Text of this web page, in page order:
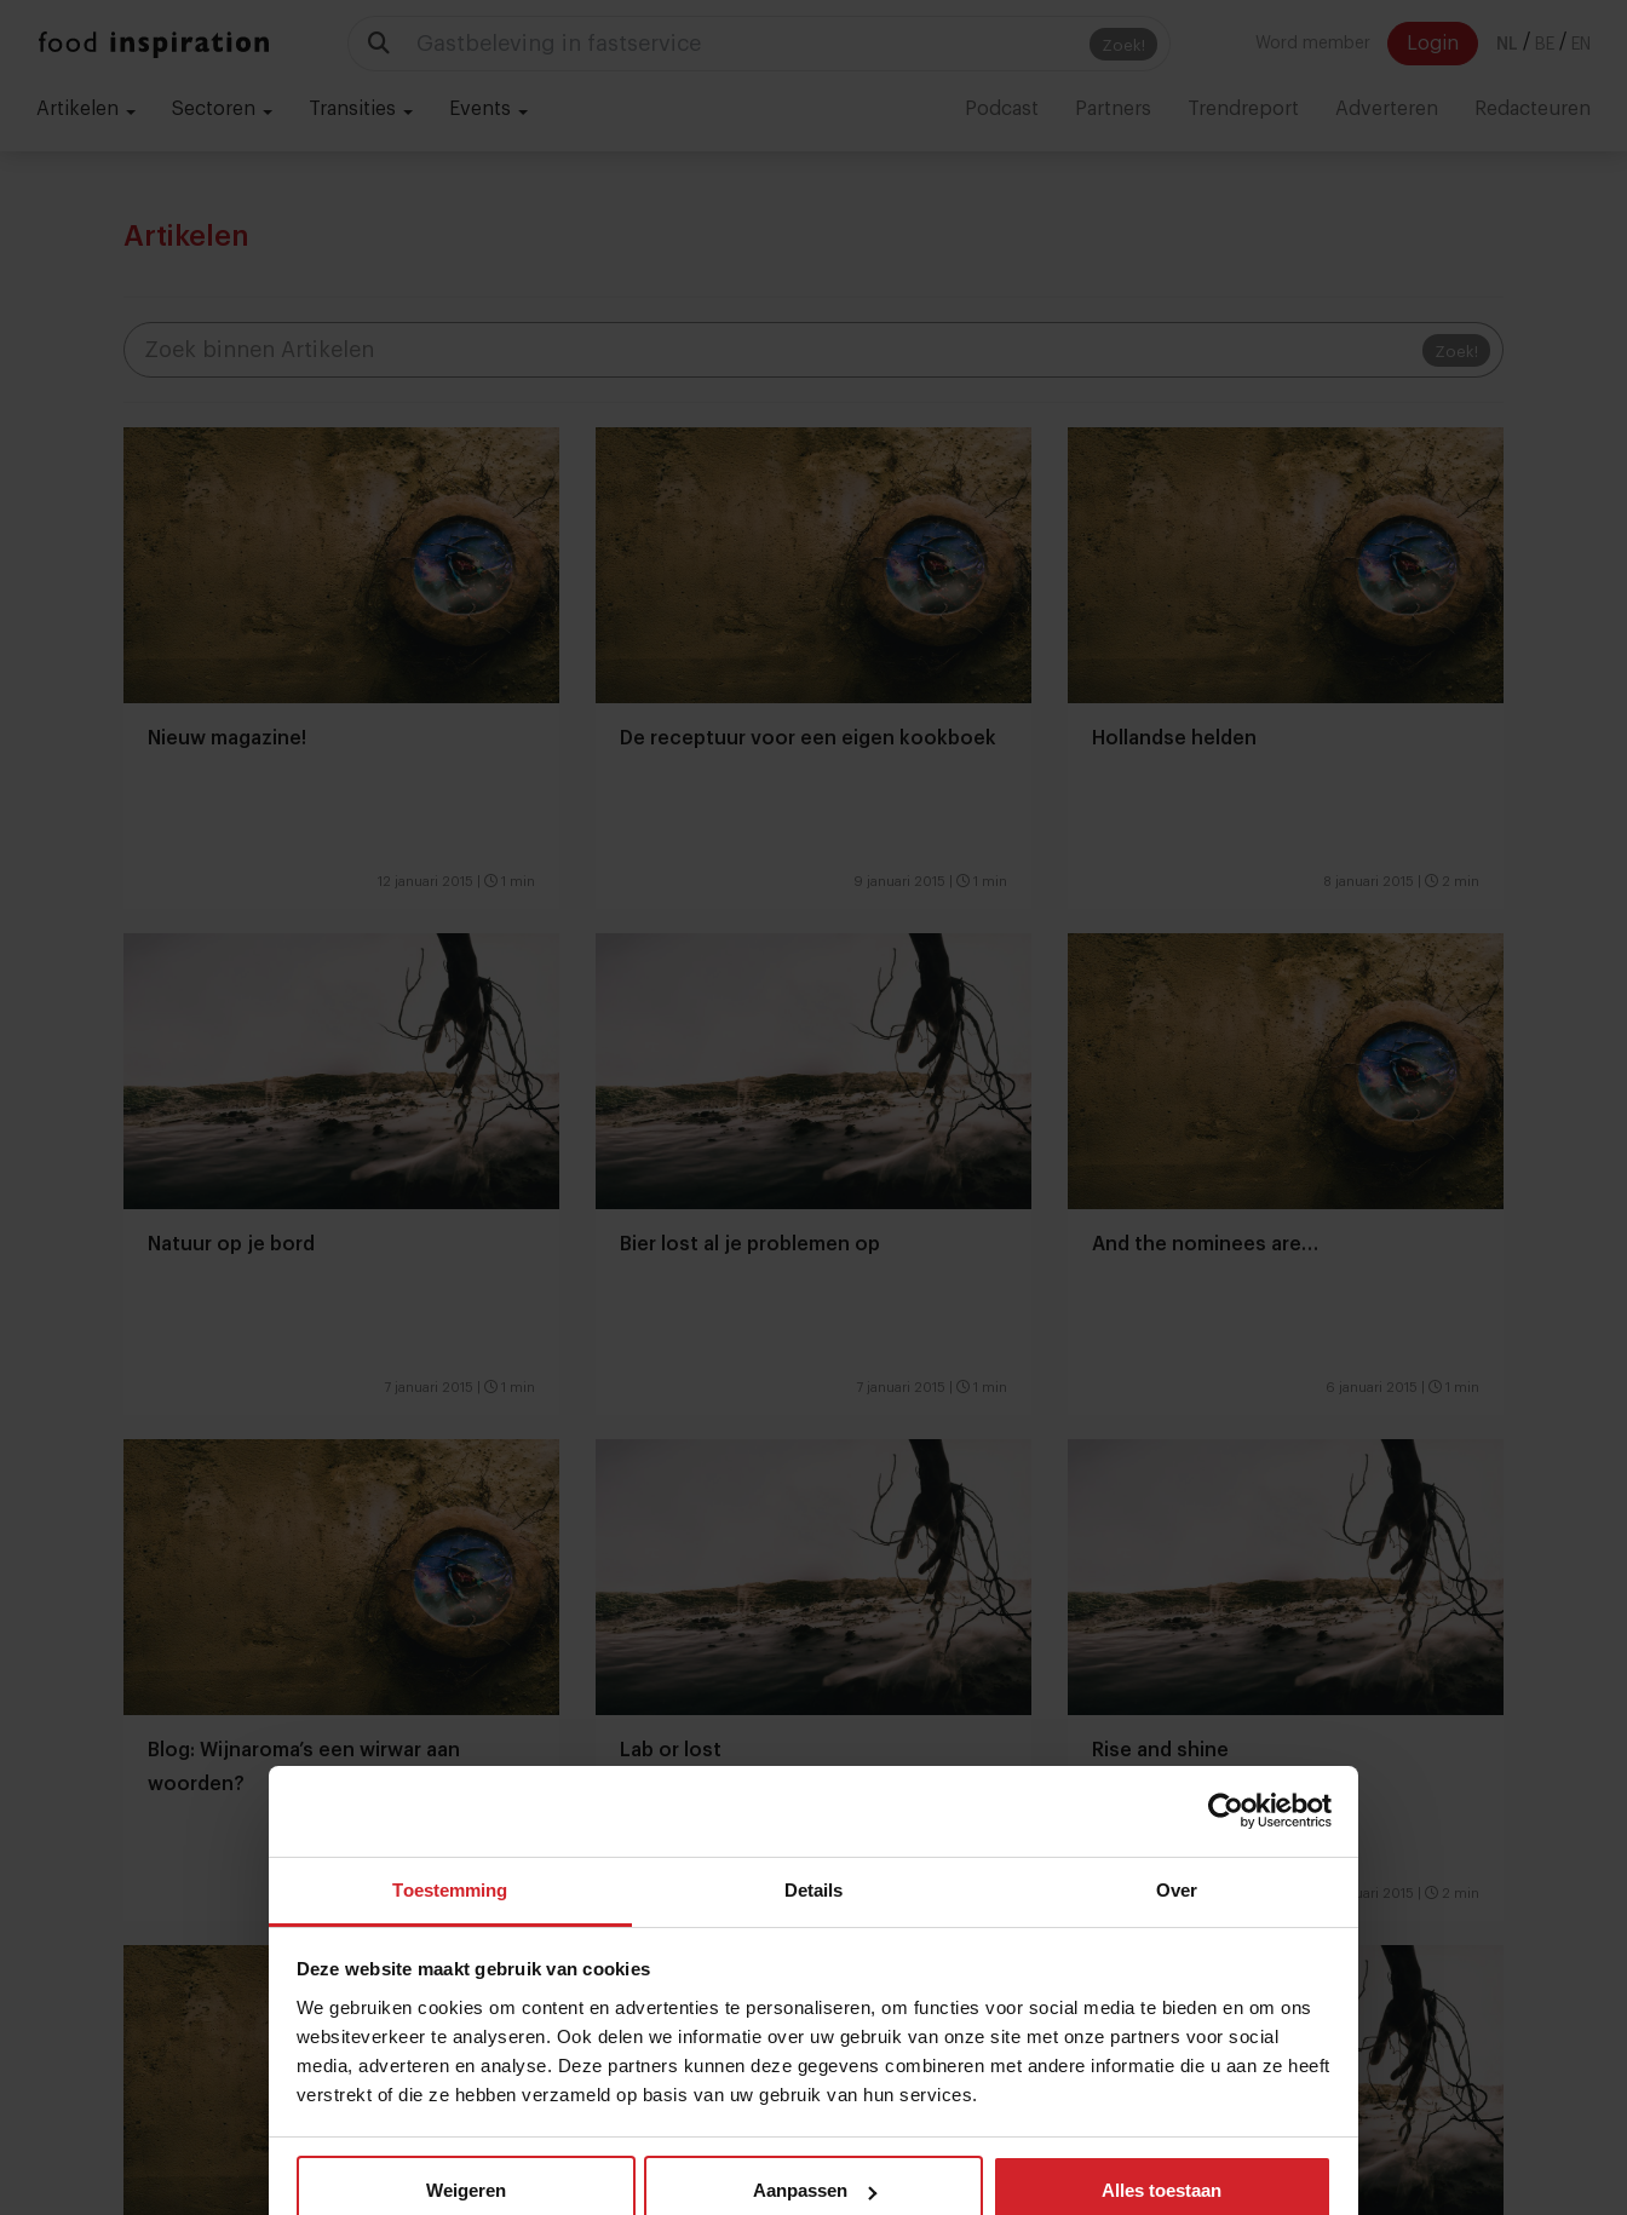
Toestemming Details Over
Deze website maakt gebruik van cookies
We gebruiken cookies om content en advertenties te personaliseren, om functies voor social media te bieden en om ons
websiteverkeer te analyseren. Ook delen we informatie over uw gebruik van onze site met onze partners voor social
media, adverteren en analyse. Deze partners kunnen deze gegevens combineren met andere informatie die u aan ze heeft
verstrekt of die ze hebben verzameld op basis van uw gebruik van hun services.
Weigeren Aanpassen Alles toestaan
Zoek!
Technologie in foodservice Word member Login NL / BE / EN
Artikelen Sectoren Transities Events Podcast Partners Trendreport Adverteren Redacteuren
Artikelen
Zoek!
Nieuw magazine!
12 januari 2015 1 min
De receptuur voor een eigen kookboek
9 januari 2015 1 min
Hollandse helden
8 januari 2015 2 min
Natuur op je bord
7 januari 2015 1 min
Bier lost al je problemen op
7 januari 2015 1 min
And the nominees are…
6 januari 2015 1 min
Blog: Wijnaroma’s een wirwar aan
woorden?
5 januari 2015| 1 min
Lab or lost Rise and shine
5 januari 2015 2 min